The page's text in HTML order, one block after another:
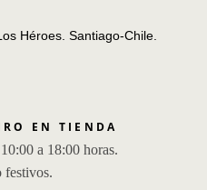
Héroes. Santiago-Chile.
EN TIENDA
a 18:00 horas.
festivos.